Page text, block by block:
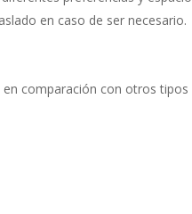
en caso de ser necesario.
en comparación con otros tipos